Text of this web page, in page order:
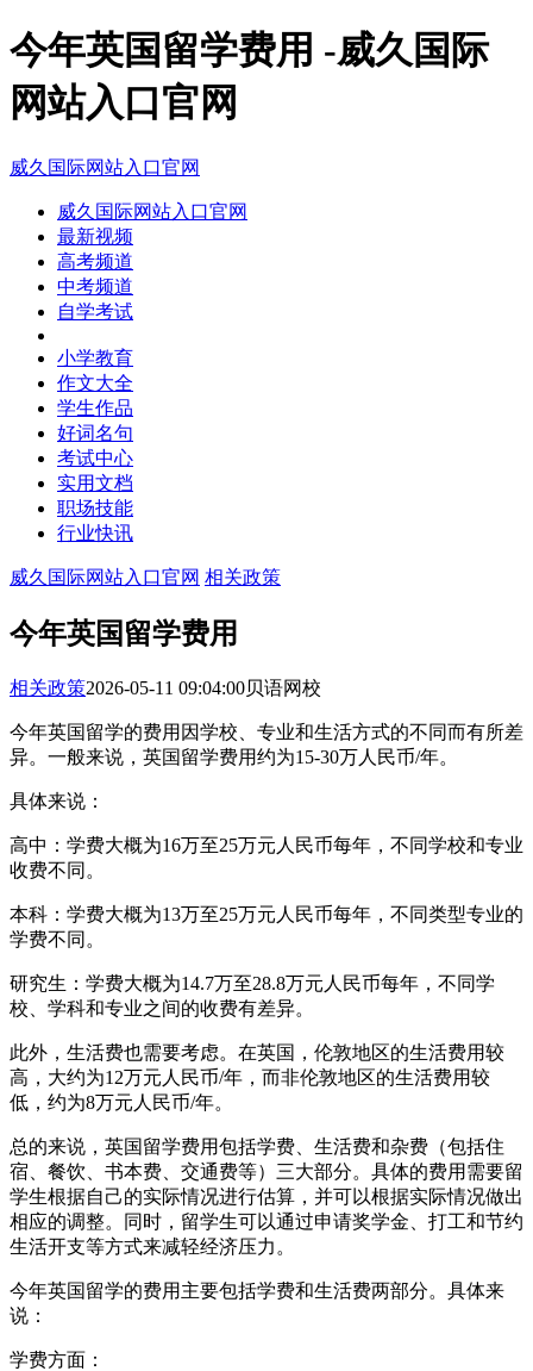
今年英国留学费用 -威久国际
网站入口官网
威久国际网站入口官网
威久国际网站入口官网
最新视频
高考频道
中考频道
自学考试
小学教育
作文大全
学生作品
好词名句
考试中心
实用文档
职场技能
行业快讯
威久国际网站入口官网 相关政策
今年英国留学费用
相关政策2026-05-11 09:04:00贝语网校
今年英国留学的费用因学校、专业和生活方式的不同而有所差
异。一般来说，英国留学费用约为15-30万人民币/年。
具体来说：
高中：学费大概为16万至25万元人民币每年，不同学校和专业
收费不同。
本科：学费大概为13万至25万元人民币每年，不同类型专业的
学费不同。
研究生：学费大概为14.7万至28.8万元人民币每年，不同学
校、学科和专业之间的收费有差异。
此外，生活费也需要考虑。在英国，伦敦地区的生活费用较
高，大约为12万元人民币/年，而非伦敦地区的生活费用较
低，约为8万元人民币/年。
总的来说，英国留学费用包括学费、生活费和杂费（包括住
宿、餐饮、书本费、交通费等）三大部分。具体的费用需要留
学生根据自己的实际情况进行估算，并可以根据实际情况做出
相应的调整。同时，留学生可以通过申请奖学金、打工和节约
生活开支等方式来减轻经济压力。
今年英国留学的费用主要包括学费和生活费两部分。具体来
说：
学费方面：